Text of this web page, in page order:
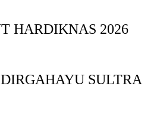
HARDIKNAS 2026
SULTRA